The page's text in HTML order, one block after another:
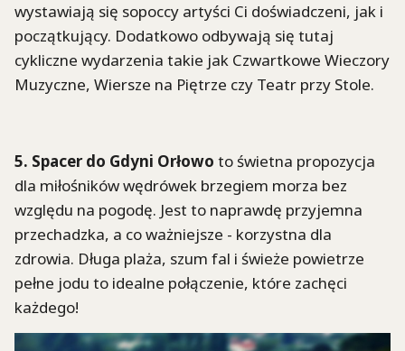
wystawiają się sopoccy artyści Ci doświadczeni, jak i
początkujący. Dodatkowo odbywają się tutaj
cykliczne wydarzenia takie jak Czwartkowe Wieczory
Muzyczne, Wiersze na Piętrze czy Teatr przy Stole.
5. Spacer do Gdyni Orłowo to świetna propozycja
dla miłośników wędrówek brzegiem morza bez
względu na pogodę. Jest to naprawdę przyjemna
przechadzka, a co ważniejsze - korzystna dla
zdrowia. Długa plaża, szum fal i świeże powietrze
pełne jodu to idealne połączenie, które zachęci
każdego!